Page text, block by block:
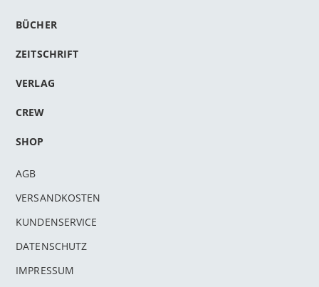
BÜCHER
ZEITSCHRIFT
VERLAG
CREW
SHOP
AGB
VERSANDKOSTEN
KUNDENSERVICE
DATENSCHUTZ
IMPRESSUM